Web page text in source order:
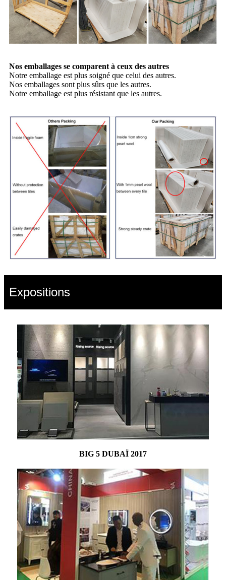
Nos emballages se comparent à ceux des autres
Notre emballage est plus soigné que celui des autres.
Nos emballages sont plus sûrs que les autres.
Notre emballage est plus résistant que les autres.
Expositions
BIG 5 DUBAÏ 2017